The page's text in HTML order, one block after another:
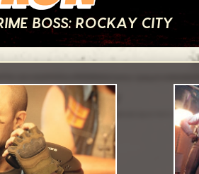
BOSS: ROCKAY CITY